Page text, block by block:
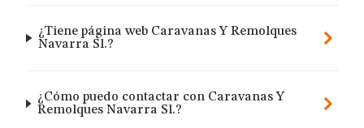
¿Tiene página web Caravanas Y Remolques
Navarra Sl.?
¿Cómo puedo contactar con Caravanas Y
Remolques Navarra Sl.?